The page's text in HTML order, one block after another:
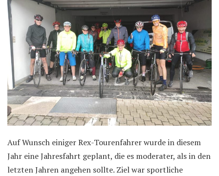
Auf Wunsch einiger Rex-Tourenfahrer wurde in diesem
Jahr eine Jahresfahrt geplant, die es moderater, als in den
letzten Jahren angehen sollte. Ziel war sportliche